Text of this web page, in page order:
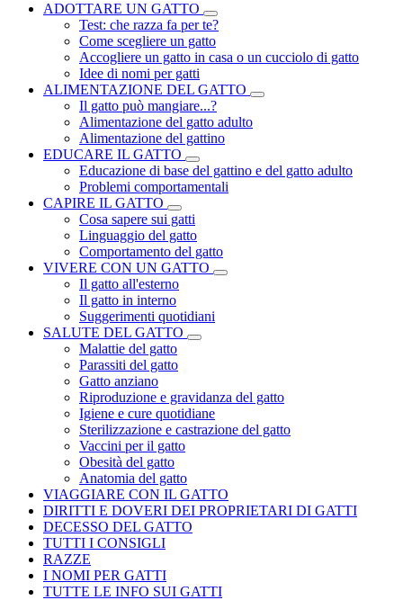
ADOTTARE UN GATTO
Test: che razza fa per te?
Come scegliere un gatto
Accogliere un gatto in casa o un cucciolo di gatto
Idee di nomi per gatti
ALIMENTAZIONE DEL GATTO
Il gatto può mangiare...?
Alimentazione del gatto adulto
Alimentazione del gattino
EDUCARE IL GATTO
Educazione di base del gattino e del gatto adulto
Problemi comportamentali
CAPIRE IL GATTO
Cosa sapere sui gatti
Linguaggio del gatto
Comportamento del gatto
VIVERE CON UN GATTO
Il gatto all'esterno
Il gatto in interno
Suggerimenti quotidiani
SALUTE DEL GATTO
Malattie del gatto
Parassiti del gatto
Gatto anziano
Riproduzione e gravidanza del gatto
Igiene e cure quotidiane
Sterilizzazione e castrazione del gatto
Vaccini per il gatto
Obesità del gatto
Anatomia del gatto
VIAGGIARE CON IL GATTO
DIRITTI E DOVERI DEI PROPRIETARI DI GATTI
DECESSO DEL GATTO
TUTTI I CONSIGLI
RAZZE
I NOMI PER GATTI
TUTTE LE INFO SUI GATTI